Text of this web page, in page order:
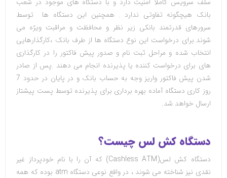
بانک هیچگونه تفاوتی ندارد . همچنین این دستگاه ها توسط
سرورهای قدرتمند بانکی زیر نظر و محافظت و مراقبت ویژه می
شوند.برای درخواست این نوع دستگاه ها از طرف بانک ،کارگذارهایی
انتخاب شده و مراحل ثبت نام و صدور پیش فاکتور را در کارگذاری
های برای درخواست کننده یا پذیرنده انجام می دهند .پس از صادر
شدن پیش فاکتور واریز وجه به حساب بانک و در پایان در حدود 7
روز کاری دستگاه آماده بهره برداری برای پذیرنده توسط پست پیشتاز
ارسال خواهد شد.
دستگاه کش لس چیست؟
دستگاه کش لس(Cashless ATM)
که آن را با نام خودپرداز غیر
نقدی نیز شناخته می شوند ، در واقع نوعی دستگاه
بوده که همه